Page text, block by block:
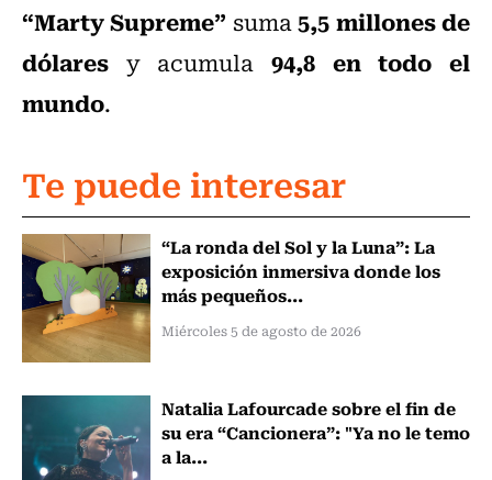
“Marty Supreme” suma5,5 millones de
dólares y acumula 94,8 en todo el
mundo.
Te puede interesar
“La ronda del Sol y la Luna”: La
exposición inmersiva donde los
más pequeños...
Miércoles 5 de agosto de 2026
Natalia Lafourcade sobre el fin de
su era “Cancionera”: "Ya no le temo
a la...